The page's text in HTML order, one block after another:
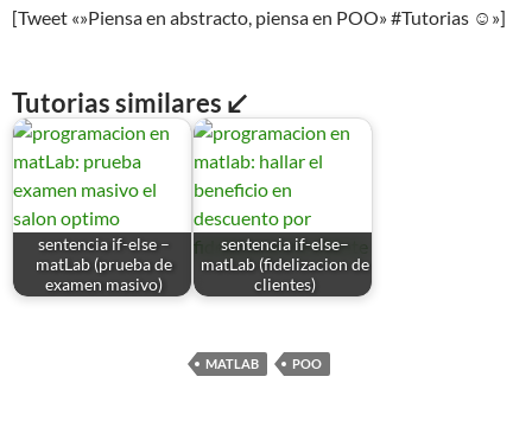
[Tweet «»Piensa en abstracto, piensa en POO» #Tutorias ☺»]
Tutorias similares ↙
sentencia if-else –
matLab (prueba de
examen masivo)
sentencia if-else–
matLab (fidelizacion de
clientes)
MATLAB POO